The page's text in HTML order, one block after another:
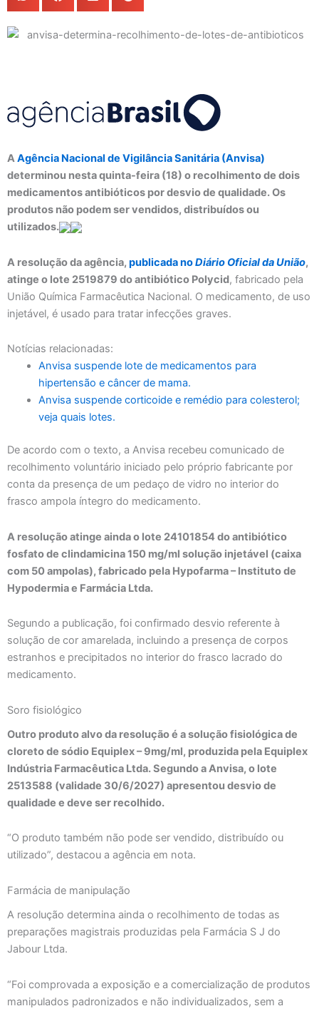
AAgência Nacional de Vigilância Sanitária (Anvisa)
determinou nesta quinta-feira (18) o recolhimento de dois
medicamentos antibióticos por desvio de qualidade. Os
produtos não podem ser vendidos, distribuídos ou
utilizados.
A resolução da agência, publicada noDiário Oficial da União,
atinge o lote 2519879 do antibiótico Polycid, fabricado pela
União Química Farmacêutica Nacional. O medicamento, de uso
injetável, é usado para tratar infecções graves.
Notícias relacionadas:
Anvisa suspende lote de medicamentos para
hipertensão e câncer de mama.
Anvisa suspende corticoide e remédio para colesterol;
veja quais lotes.
De acordo com o texto, a Anvisa recebeu comunicado de
recolhimento voluntário iniciado pelo próprio fabricante por
conta da presença de um pedaço de vidro no interior do
frasco ampola íntegro do medicamento.
A resolução atinge ainda o lote 24101854 do antibiótico
fosfato de clindamicina 150 mg/ml solução injetável (caixa
com 50 ampolas), fabricado pela Hypofarma – Instituto de
Hypodermia e Farmácia Ltda.
Segundo a publicação, foi confirmado desvio referente à
solução de cor amarelada, incluindo a presença de corpos
estranhos e precipitados no interior do frasco lacrado do
medicamento.
Soro fisiológico
Outro produto alvo da resolução é a solução fisiológica de
cloreto de sódio Equiplex – 9mg/ml, produzida pela Equiplex
Indústria Farmacêutica Ltda. Segundo a Anvisa, o lote
2513588 (validade 30/6/2027) apresentou desvio de
qualidade e deve ser recolhido.
“O produto também não pode ser vendido, distribuído ou
utilizado”, destacou a agência em nota.
Farmácia de manipulação
A resolução determina ainda o recolhimento de todas as
preparações magistrais produzidas pela Farmácia S J do
Jabour Ltda.
“Foi comprovada a exposição e a comercialização de produtos
manipulados padronizados e não individualizados, sem a